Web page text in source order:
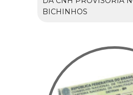
BICHINHOS